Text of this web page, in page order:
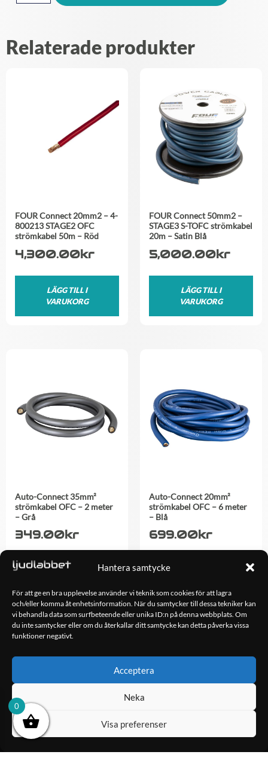
Hantera samtycke
För att ge en bra upplevelse använder vi teknik som cookies för att lagra
och/eller komma åt enhetsinformation. När du samtycker till dessa tekniker kan
vi behandla data som surfbeteende eller unika ID:n på denna webbplats. Om
du inte samtycker eller om du återkallar ditt samtycke kan detta påverka vissa
funktioner negativt.
Acceptera
Neka
Visa preferenser
Relaterade produkter
FOUR Connect 20mm2 – 4-
800213 STAGE2 OFC
strömkabel 50m – Röd
4,300.00kr
LÄGG TILL I
VARUKORG
FOUR Connect 50mm2 –
STAGE3 S-TOFC strömkabel
20m – Satin Blå
5,000.00kr
LÄGG TILL I
VARUKORG
Auto-Connect 35mm²
strömkabel OFC – 2 meter
– Grå
349.00kr
LÄGG TILL I
Auto-Connect 20mm²
strömkabel OFC – 6 meter
– Blå
699.00kr
OM OSS
Ljudlabbet är en del av Kungshamns Bildepå – Ljudlabbet i
Sotenäs AB.
KONTAKT
Klippsjövägen 5
456 34 Kungshamn
info@ljudlabbet.nu
0